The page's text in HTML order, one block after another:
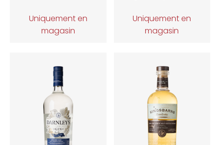
Uniquement en
magasin
Uniquement en
magasin